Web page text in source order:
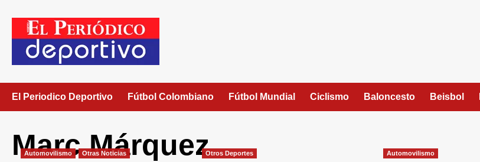
El Periodico Deportivo Fútbol Colombiano Fútbol Mundial Ciclismo Baloncesto Beisbol
Marc Márquez
Automovilismo Otras Noticias Otros Deportes Automovilismo